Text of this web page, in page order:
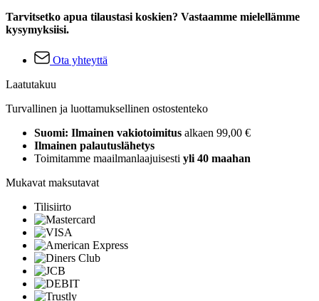
Tarvitsetko apua tilaustasi koskien? Vastaamme mielellämme
kysymyksiisi.
Ota yhteyttä
Laatutakuu
Turvallinen ja luottamuksellinen ostostenteko
Suomi: Ilmainen vakiotoimitus alkaen 99,00 €
Ilmainen palautuslähetys
Toimitamme maailmanlaajuisesti yli 40 maahan
Mukavat maksutavat
Tilisiirto